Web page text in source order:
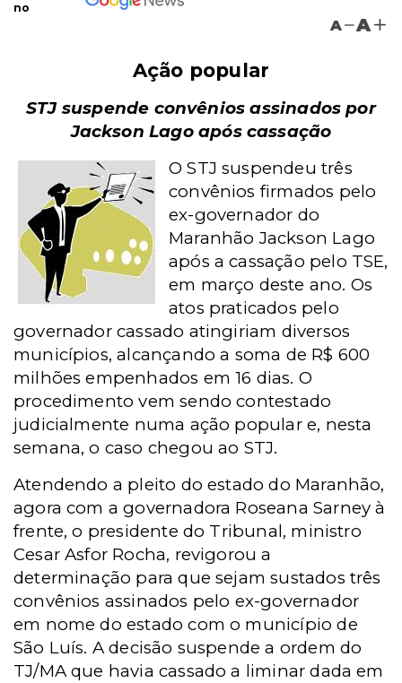
no
A A
Ação popular
STJ suspende convênios assinados por
Jackson Lago após cassação
O STJ suspendeu três
convênios firmados pelo
ex-governador do
Maranhão Jackson Lago
após a cassação pelo TSE,
em março deste ano. Os
atos praticados pelo
governador cassado atingiriam diversos
municípios, alcançando a soma de R$ 600
milhões empenhados em 16 dias. O
procedimento vem sendo contestado
judicialmente numa ação popular e, nesta
semana, o caso chegou ao STJ.
Atendendo a pleito do estado do Maranhão,
agora com a governadora Roseana Sarney à
frente, o presidente do Tribunal, ministro
Cesar Asfor Rocha, revigorou a
determinação para que sejam sustados três
convênios assinados pelo ex-governador
em nome do estado com o município de
São Luís. A decisão suspende a ordem do
TJ/MA que havia cassado a liminar dada em